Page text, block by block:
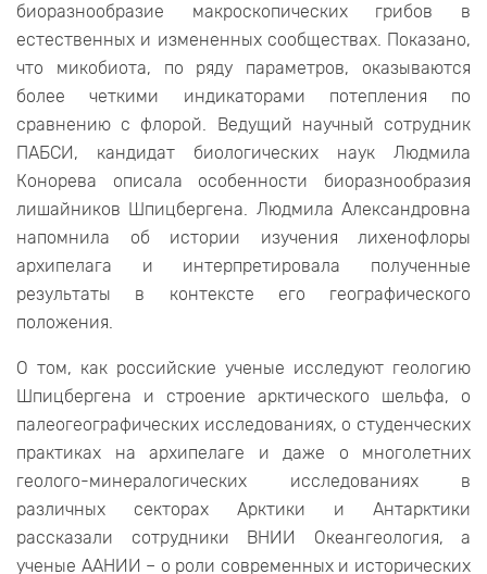
биоразнообразие макроскопических грибов в
естественных и измененных сообществах. Показано,
что микобиота, по ряду параметров, оказываются
более четкими индикаторами потепления по
сравнению с флорой. Ведущий научный сотрудник
ПАБСИ, кандидат биологических наук Людмила
Конорева описала особенности биоразнообразия
лишайников Шпицбергена. Людмила Александровна
напомнила об истории изучения лихенофлоры
архипелага и интерпретировала полученные
результаты в контексте его географического
положения.
О том, как российские ученые исследуют геологию
Шпицбергена и строение арктического шельфа, о
палеогеографических исследованиях, о студенческих
практиках на архипелаге и даже о многолетних
геолого-минералогических исследованиях в
различных секторах Арктики и Антарктики
рассказали сотрудники ВНИИ Океангеология, а
ученые ААНИИ – о роли современных и исторических